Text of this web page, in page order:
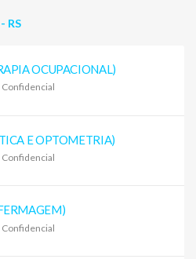
RS
OCUPACIONAL)
Confidencial
E OPTOMETRIA)
Confidencial
Confidencial